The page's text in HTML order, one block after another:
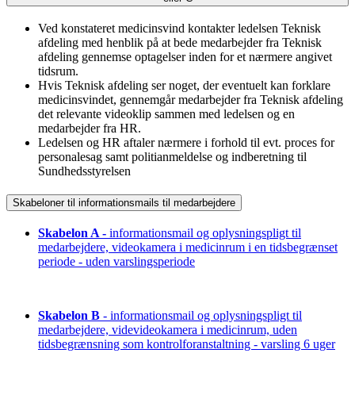
Ved konstateret medicinsvind kontakter ledelsen Teknisk
afdeling med henblik på at bede medarbejder fra Teknisk
afdeling gennemse optagelser inden for et nærmere angivet
tidsrum.
Hvis Teknisk afdeling ser noget, der eventuelt kan forklare
medicinsvindet, gennemgår medarbejder fra Teknisk afdeling
det relevante videoklip sammen med ledelsen og en
medarbejder fra HR.
Ledelsen og HR aftaler nærmere i forhold til evt. proces for
personalesag samt politianmeldelse og indberetning til
Sundhedsstyrelsen
Skabeloner til informationsmails til medarbejdere
Skabelon A - informationsmail og oplysningspligt til
medarbejdere, videokamera i medicinrum i en tidsbegrænset
periode - uden varslingsperiode
Skabelon B - informationsmail og oplysningspligt til
medarbejdere, videvideokamera i medicinrum, uden
tidsbegrænsning som kontrolforanstaltning - varsling 6 uger